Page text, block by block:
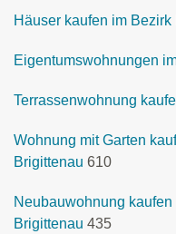
Häuser kaufen im Bezirk
Eigentumswohnungen
Terrassenwohnung
Wohnung mit Garten
Brigittenau 610
Neubauwohnung
Brigittenau 435